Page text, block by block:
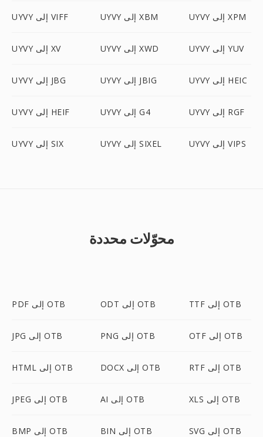
UYVY إلى VIFF UYVY إلى XBM UYVY إلى XPM
UYVY إلى XV UYVY إلى XWD UYVY إلى YUV
UYVY إلى JBG UYVY إلى JBIG UYVY إلى HEIC
UYVY إلى HEIF UYVY إلى G4 UYVY إلى RGF
UYVY إلى SIX UYVY إلى SIXEL UYVY إلى VIPS
محوّلات محددة
PDF إلى OTB ODT إلى OTB TTF إلى OTB
JPG إلى OTB PNG إلى OTB OTF إلى OTB
HTML إلى OTB DOCX إلى OTB RTF إلى OTB
JPEG إلى OTB AI إلى OTB XLS إلى OTB
BMP إلى OTB BIN إلى OTB SVG إلى OTB